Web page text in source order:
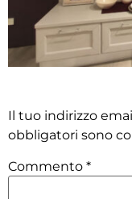
Il tuo indirizzo
obbligatori sono
Commento *